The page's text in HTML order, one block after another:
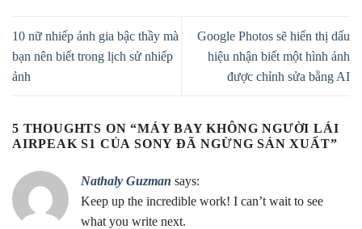
10 nữ nhiếp ảnh gia bậc thầy mà
bạn nên biết trong lịch sử nhiếp
ảnh
Google Photos sẽ hiển thị dấu
hiệu nhận biết một hình ảnh
được chỉnh sửa bằng AI
5 THOUGHTS ON “MÁY BAY KHÔNG NGƯỜI LÁI
AIRPEAK S1 CỦA SONY ĐÃ NGỪNG SẢN XUẤT”
Nathaly Guzman says:
Keep up the incredible work! I can’t wait to see
what you write next.